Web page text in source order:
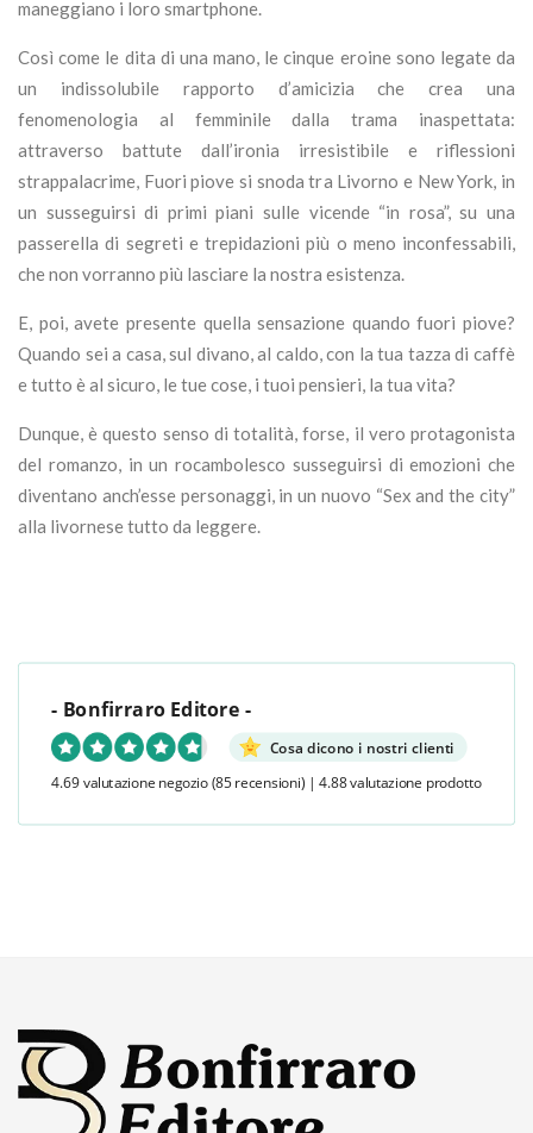
maneggiano i loro smartphone.
Così come le dita di una mano, le cinque eroine sono legate da
un indissolubile rapporto d’amicizia che crea una
fenomenologia al femminile dalla trama inaspettata:
attraverso battute dall’ironia irresistibile e riflessioni
strappalacrime, Fuori piove si snoda tra Livorno e New York, in
un susseguirsi di primi piani sulle vicende “in rosa”, su una
passerella di segreti e trepidazioni più o meno inconfessabili,
che non vorranno più lasciare la nostra esistenza.
E, poi, avete presente quella sensazione quando fuori piove?
Quando sei a casa, sul divano, al caldo, con la tua tazza di caffè
e tutto è al sicuro, le tue cose, i tuoi pensieri, la tua vita?
Dunque, è questo senso di totalità, forse, il vero protagonista
del romanzo, in un rocambolesco susseguirsi di emozioni che
diventano anch’esse personaggi, in un nuovo “Sex and the city”
alla livornese tutto da leggere.
- Bonfirraro Editore -
Cosa dicono i nostri clienti
4.69 valutazione negozio (85 recensioni) | 4.88 valutazione prodotto